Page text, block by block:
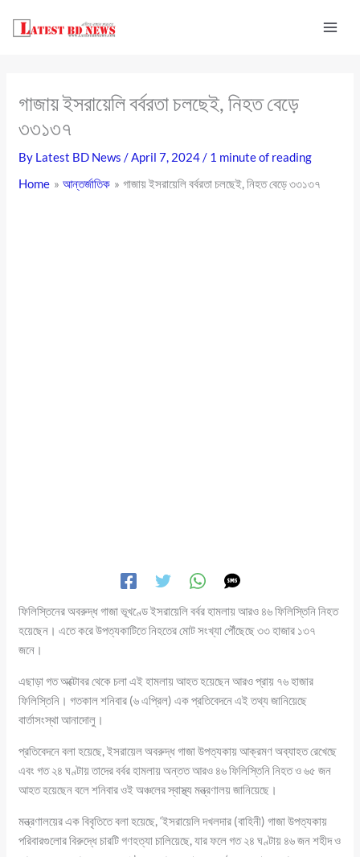
গাজায় ইসরায়েলি বর্বরতা চলছেই, নিহত বেড়ে
৩৩১৩৭
By Latest BD News/April 7, 2024/ 1 minute of reading
Home
আন্তর্জাতিক গাজায় ইসরায়েলি বর্বরতা চলছেই, নিহত বেড়ে ৩৩১৩৭
ফিলিস্তিনের অবরুদ্ধ গাজা ভূখণ্ডে ইসরায়েলি বর্বর হামলায় আরও ৪৬ ফিলিস্তিনি নিহত
হয়েছেন। এতে করে উপত্যকাটিতে নিহতের মোট সংখ্যা পৌঁছেছে ৩৩ হাজার ১৩৭
জনে।
এছাড়া গত অক্টোবর থেকে চলা এই হামলায় আহত হয়েছেন আরও প্রায় ৭৬ হাজার
ফিলিস্তিনি। গতকাল শনিবার (৬ এপ্রিল) এক প্রতিবেদনে এই তথ্য জানিয়েছে
বার্তাসংস্থা আনাদোলু।
প্রতিবেদনে বলা হয়েছে, ইসরায়েল অবরুদ্ধ গাজা উপত্যকায় আক্রমণ অব্যাহত রেখেছে
এবং গত ২৪ ঘণ্টায় তাদের বর্বর হামলায় অন্তত আরও ৪৬ ফিলিস্তিনি নিহত ও ৬৫ জন
আহত হয়েছেন বলে শনিবার ওই অঞ্চলের স্বাস্থ্য মন্ত্রণালয় জানিয়েছে।
মন্ত্রণালয়ের এক বিবৃতিতে বলা হয়েছে, ‘ইসরায়েলি দখলদার (বাহিনী) গাজা উপত্যকায়
পরিবারগুলোর বিরুদ্ধে চারটি গণহত্যা চালিয়েছে, যার ফলে গত ২৪ ঘণ্টায় ৪৬ জন শহীদ ও